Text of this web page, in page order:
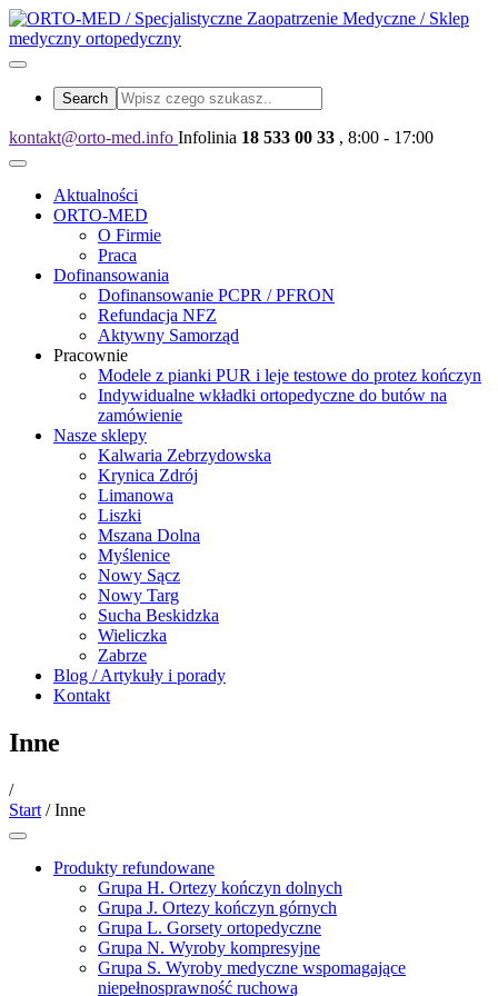
kontakt@orto-med.info Infolinia 18 533 00 33 , 8:00 - 17:00
Aktualności
ORTO-MED
O Firmie
Praca
Dofinansowania
Dofinansowanie PCPR / PFRON
Refundacja NFZ
Aktywny Samorząd
Pracownie
Modele z pianki PUR i leje testowe do protez kończyn
Indywidualne wkładki ortopedyczne do butów na
zamówienie
Nasze sklepy
Kalwaria Zebrzydowska
Krynica Zdrój
Limanowa
Liszki
Mszana Dolna
Myślenice
Nowy Sącz
Nowy Targ
Sucha Beskidzka
Wieliczka
Zabrze
Blog / Artykuły i porady
Kontakt
Inne
/
Start / Inne
Produkty refundowane
Grupa H. Ortezy kończyn dolnych
Grupa J. Ortezy kończyn górnych
Grupa L. Gorsety ortopedyczne
Grupa N. Wyroby kompresyjne
Grupa S. Wyroby medyczne wspomagające
niepełnosprawność ruchową